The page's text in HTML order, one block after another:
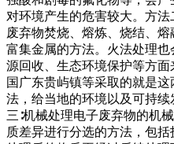
对环境产生的危害较大。方
废弃物焚烧、熔炼、烧结、
富集金属的方法。火法处理
源回收、生态环境保护等方
国广东贵屿镇等采取的就是
法，给当地的环境以及可持
三∶机械处理电子废弃物的机
质差异进行分选的方法，包